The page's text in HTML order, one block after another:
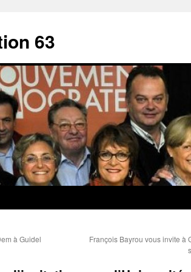
63
à Guidel
François Bayrou vous invite à